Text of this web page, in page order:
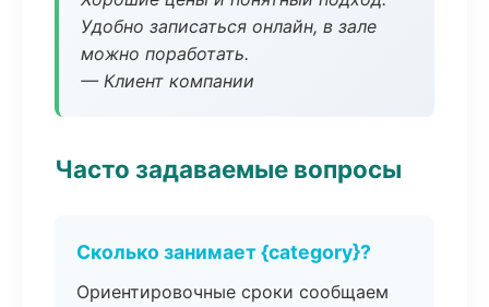
Удобно записаться онлайн, в зале
можно поработать.
— Клиент компании
Часто задаваемые вопросы
Сколько занимает {category}?
Ориентировочные сроки сообщаем